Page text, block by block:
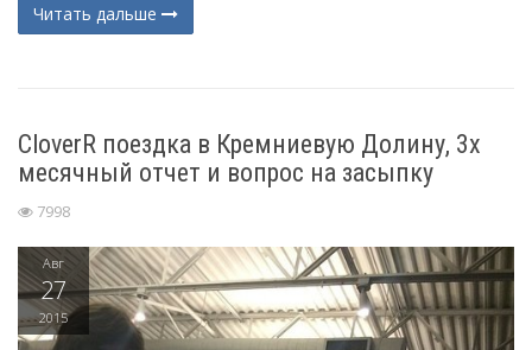
Читать дальше
CloverR поездка в Кремниевую Долину, 3х
месячный отчет и вопрос на засыпку
7998
Авг
27
2015